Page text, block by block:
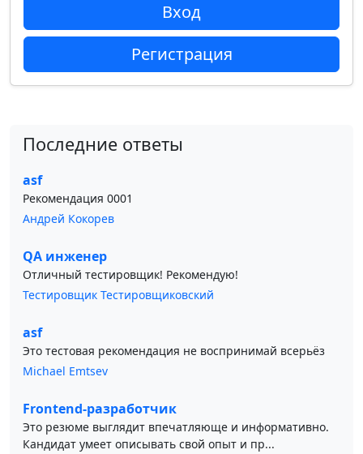
Вход
Регистрация
Последние ответы
asf
Рекомендация 0001
Андрей Кокорев
QA инженер
Отличный тестировщик! Рекомендую!
Тестировщик Тестировщиковский
asf
Это тестовая рекомендация не воспринимай всерьёз
Michael Emtsev
Frontend-разработчик
Это резюме выглядит впечатляюще и информативно.
Кандидат умеет описывать свой опыт и пр...